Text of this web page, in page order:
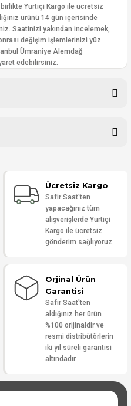
Yurtiçi Kargo ile ücretsiz
ürünü 14 gün içerisinde
Saatinizi yakından incelemek,
değişim işlemlerinizi yüz
Ümraniye Alemdağ
edebilirsiniz.
Yaz Ücretsiz Kargo
Safir Saat'ten
yapacağınız tüm
alışverişlerde Yurtiçi
Kargo ile ücretsiz
gönderim sağlıyoruz.
Orjinal Ürün
Garantisi
Safir Saat'ten
aldığınız her ürün
%100 orijinaldir ve
resmi distribütörlerin
iki yıl süreli garantisi
altındadır